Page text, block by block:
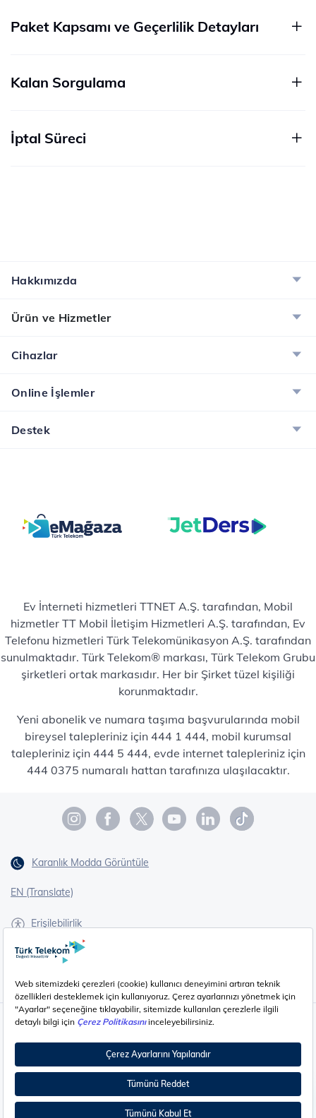
Paket Kapsamı ve Geçerlilik Detayları
Kalan Sorgulama
İptal Süreci
Hakkımızda
Ürün ve Hizmetler
Cihazlar
Online İşlemler
Destek
Ev İnterneti hizmetleri TTNET A.Ş. tarafından, Mobil
hizmetler TT Mobil İletişim Hizmetleri A.Ş. tarafından, Ev
Telefonu hizmetleri Türk Telekomünikasyon A.Ş. tarafından
sunulmaktadır. Türk Telekom® markası, Türk Telekom Grubu
şirketleri ortak markasıdır. Her bir Şirket tüzel kişiliği
korunmaktadır.
Yeni abonelik ve numara taşıma başvurularında mobil
bireysel talepleriniz için 444 1 444, mobil kurumsal
talepleriniz için 444 5 444, evde internet talepleriniz için
444 0375 numaralı hattan tarafınıza ulaşılacaktır.
Karanlık Modda Görüntüle
EN (Translate)
Erişilebilirlik
İşaret Dili Çevirisi
Çerez Ayarları